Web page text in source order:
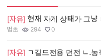
[자유] 현재 자게 상태가 그냥
작성자:
범초
조회수:
294
추천수:
0
[자유] ㄱ길드전용 던전 ㄴ.